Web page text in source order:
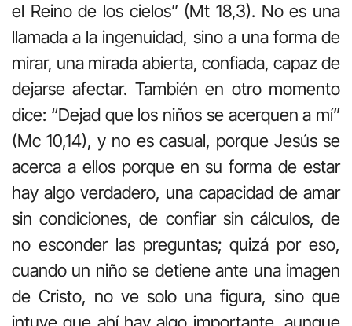
el Reino de los cielos” (Mt 18,3). No es una
llamada a la ingenuidad, sino a una forma de
mirar, una mirada abierta, confiada, capaz de
dejarse afectar. También en otro momento
dice: “Dejad que los niños se acerquen a mí”
(Mc 10,14), y no es casual, porque Jesús se
acerca a ellos porque en su forma de estar
hay algo verdadero, una capacidad de amar
sin condiciones, de confiar sin cálculos, de
no esconder las preguntas; quizá por eso,
cuando un niño se detiene ante una imagen
de Cristo, no ve solo una figura, sino que